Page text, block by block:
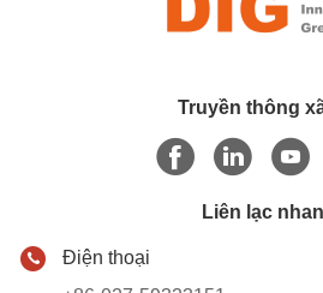
Truyền thông
Liên lạc
Điện thoại